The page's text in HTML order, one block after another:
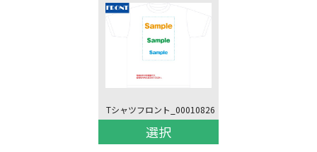
Tシャツフロント_00010826
選択